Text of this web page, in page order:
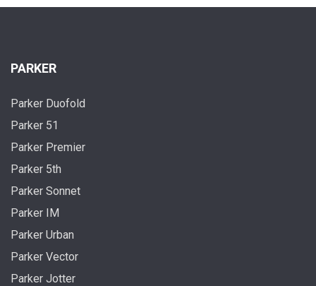
PARKER
Parker Duofold
Parker 51
Parker Premier
Parker 5th
Parker Sonnet
Parker IM
Parker Urban
Parker Vector
Parker Jotter